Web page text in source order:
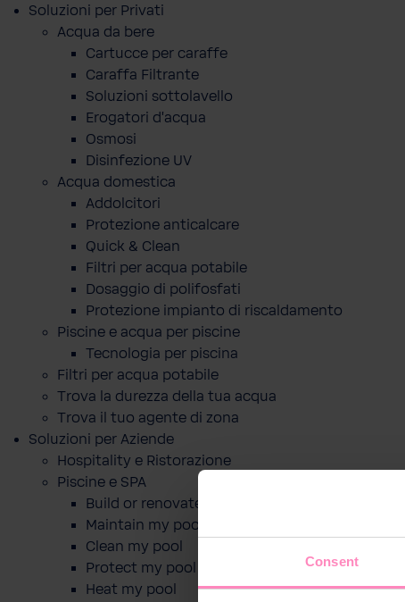
Consent
Soluzioni per Privati
Acqua da bere
Cartucce per caraffe
Caraffa Filtrante
Soluzioni sottolavello
Erogatori d'acqua
Osmosi
Disinfezione UV
Acqua domestica
Addolcitori
Protezione anticalcare
Quick & Clean
Filtri per acqua potabile
Dosaggio di polifosfati
Protezione impianto di riscaldamento
Piscine e acqua per piscine
Tecnologia per piscina
Filtri per acqua potabile
Trova la durezza della tua acqua
Trova il tuo agente di zona
Soluzioni per Aziende
Hospitality e Ristorazione
Piscine e SPA
Build or renovate my pool
Maintain my pool
Clean my pool
Protect my pool
Heat my pool